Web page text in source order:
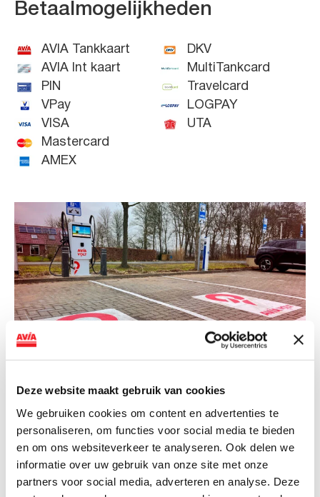
Deze website maakt gebruik van cookies
We gebruiken cookies om content en advertenties te
personaliseren, om functies voor social media te bieden
en om ons websiteverkeer te analyseren. Ook delen we
informatie over uw gebruik van onze site met onze
partners voor social media, adverteren en analyse. Deze
Betaalmogelijkheden
AVIA Tankkaart
AVIA Int kaart
PIN
VPay
VISA
Mastercard
AMEX
DKV
MultiTankcard
Travelcard
LOGPAY
UTA
NIEUWS
AVIA VOLT en Fletcher Hotels starten
landelijke uitrol van DC-
snellaadinfrastructuur
AVIA VOLT en Fletcher Hotels starten landelijke uitrol